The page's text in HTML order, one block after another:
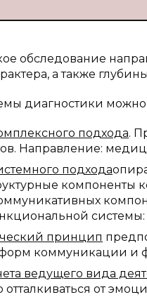
обследование
а также
диагностики
подхода.
Направление:
подхода
компоненты
системы:
принцип
коммуникации и
ведущего вида
от